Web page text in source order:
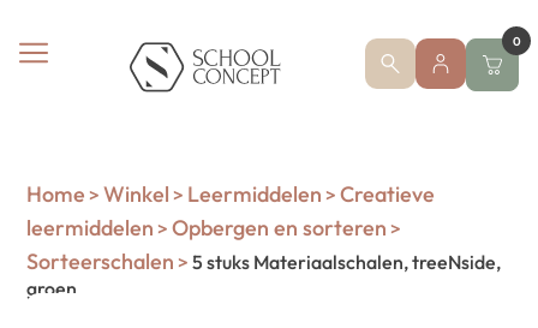
0
Home > Winkel > Leermiddelen > Creatieve
leermiddelen > Opbergen en sorteren >
Sorteerschalen > 5 stuks Materiaalschalen, treeNside,
groen